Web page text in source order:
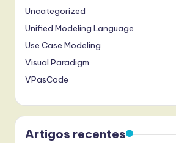
Uncategorized
Unified Modeling Language
Use Case Modeling
Visual Paradigm
VPasCode
Artigos recentes